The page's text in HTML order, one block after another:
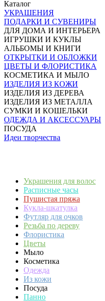
Каталог
УКРАШЕНИЯ
ПОДАРКИ И СУВЕНИРЫ
ДЛЯ ДОМА И ИНТЕРЬЕРА
ИГРУШКИ И КУКЛЫ
АЛЬБОМЫ И КНИГИ
ОТКРЫТКИ И ОБЛОЖКИ
ЦВЕТЫ И ФЛОРИСТИКА
КОСМЕТИКА И МЫЛО
ИЗДЕЛИЯ ИЗ КОЖИ
ИЗДЕЛИЯ ИЗ ДЕРЕВА
ИЗДЕЛИЯ ИЗ МЕТАЛЛА
СУМКИ И КОШЕЛЬКИ
ОДЕЖДА И АКСЕССУАРЫ
ПОСУДА
Идеи творчества
Украшения для волос
Расписные часы
Пушистая пряжа
Кукла-шкатулка
Футляр для очков
Резьба по дереву
Флористика
Цветы
Мыло
Косметика
Одежда
Из кожи
Посуда
Панно